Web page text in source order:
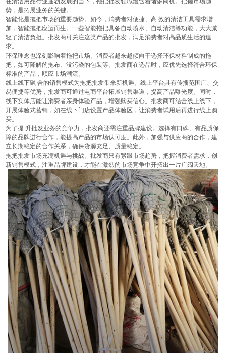
势，是拓展业务的关键。
智能化是拖把市场的重要趋势。如今，消费者对便捷、高 效的清洁工具需求增
加，智能拖把应运而生。一些智能拖把具备自动喷水、自动清洁等功能，大大减
轻了清洁负担。批发商可关注这类产品的批发，满足消费者对高品质生活的追
求。
环保理念也深刻影响着拖把市场。消费者越来越倾向于选择环保材料制成的拖
把，如可降解的拖布、没污染的包装等。批发商在选品时，应优先选择符合环保
标准的产品，顺应市场潮流。
线上线下融 合的销售模式为拖把批发带来新机遇。线上平台具有传播范围广、交
易便捷等优势，批发商可通过电商平台拓展销售渠道，提高产品曝光度。同时，
线下实体店能让消费者亲身体验产品，增强购买信心。批发商可结合线上线下，
开展体验式营销，如在线下门店设置产品体验区，让消费者试用后再进行线上购
买。
为了提 升批发业务的竞争力，批发商还需注重品牌建设。选择有口碑、有品质保
障的品牌进行合作，能提高产品的市场认可度。此外，加强与供应商的合作，建
立长期稳定的合作关系，确保货源充足、质量稳定。
拖把批发市场充满机遇与挑战。批发商只有紧跟市场趋势，把握消费者需求，创
新销售模式，注重品牌建设，才能在激烈的市场竞争中开拓出一片广阔天地。